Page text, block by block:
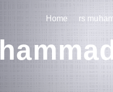
Home rs